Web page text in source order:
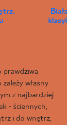
prawdziwa
własny
z najbardziej
- ściennych,
i do wnętrz,